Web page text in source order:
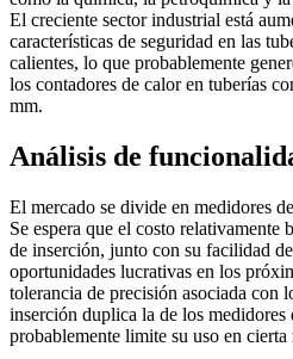
El creciente sector industrial está
características de seguridad en las
calientes, lo que probablemente
los contadores de calor en tuberías
mm.
Análisis de
El mercado se divide en medidores
Se espera que el costo relativamente
de inserción, junto con su facilidad
oportunidades lucrativas en los
tolerancia de precisión asociada con
inserción duplica la de los
probablemente limite su uso en cierta